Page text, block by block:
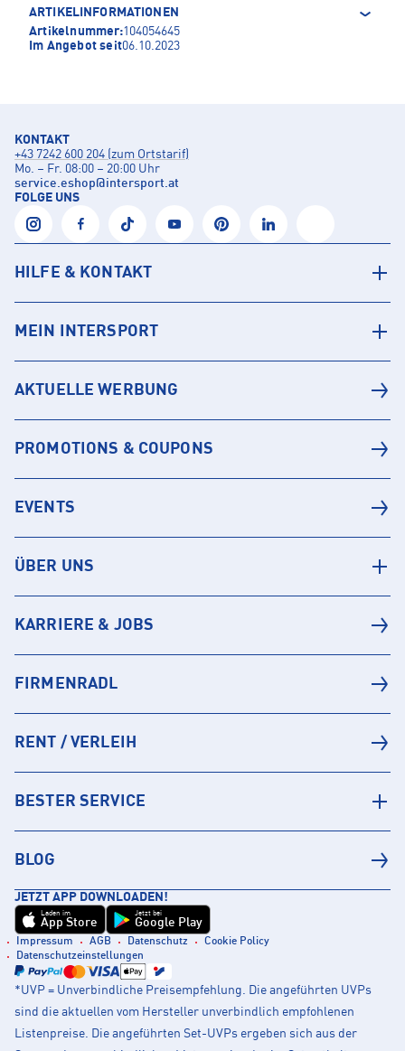
ARTIKELINFORMATIONEN
Artikelnummer:104054645
Im Angebot seit06.10.2023
KONTAKT
+43 7242 600 204 (zum Ortstarif)
Mo. – Fr. 08:00 – 20:00 Uhr
service.eshop@intersport.at
FOLGE UNS
HILFE & KONTAKT
MEIN INTERSPORT
AKTUELLE WERBUNG
PROMOTIONS & COUPONS
EVENTS
ÜBER UNS
KARRIERE & JOBS
FIRMENRADL
RENT / VERLEIH
BESTER SERVICE
BLOG
JETZT APP DOWNLOADEN!
Laden im
App Store
Jetzt bei
Google Play
Impressum AGB Datenschutz
Cookie Policy
Datenschutzeinstellungen
*UVP = Unverbindliche Preisempfehlung. Die angeführten UVPs
sind die aktuellen vom Hersteller unverbindlich empfohlenen
Listenpreise. Die angeführten Set-UVPs ergeben sich aus der